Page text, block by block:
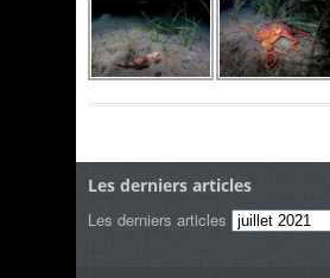
Les derniers articles
Les derniers articles